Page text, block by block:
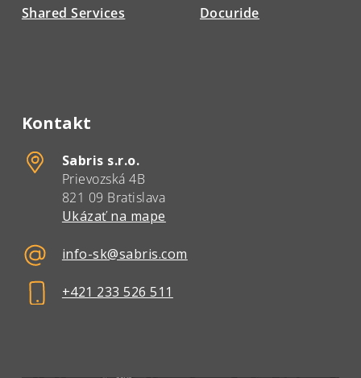
Shared Services
Docuride
Kontakt
Sabris s.r.o.
Prievozská 4B
821 09 Bratislava
Ukázať na mape
info-sk@sabris.com
+421 233 526 511